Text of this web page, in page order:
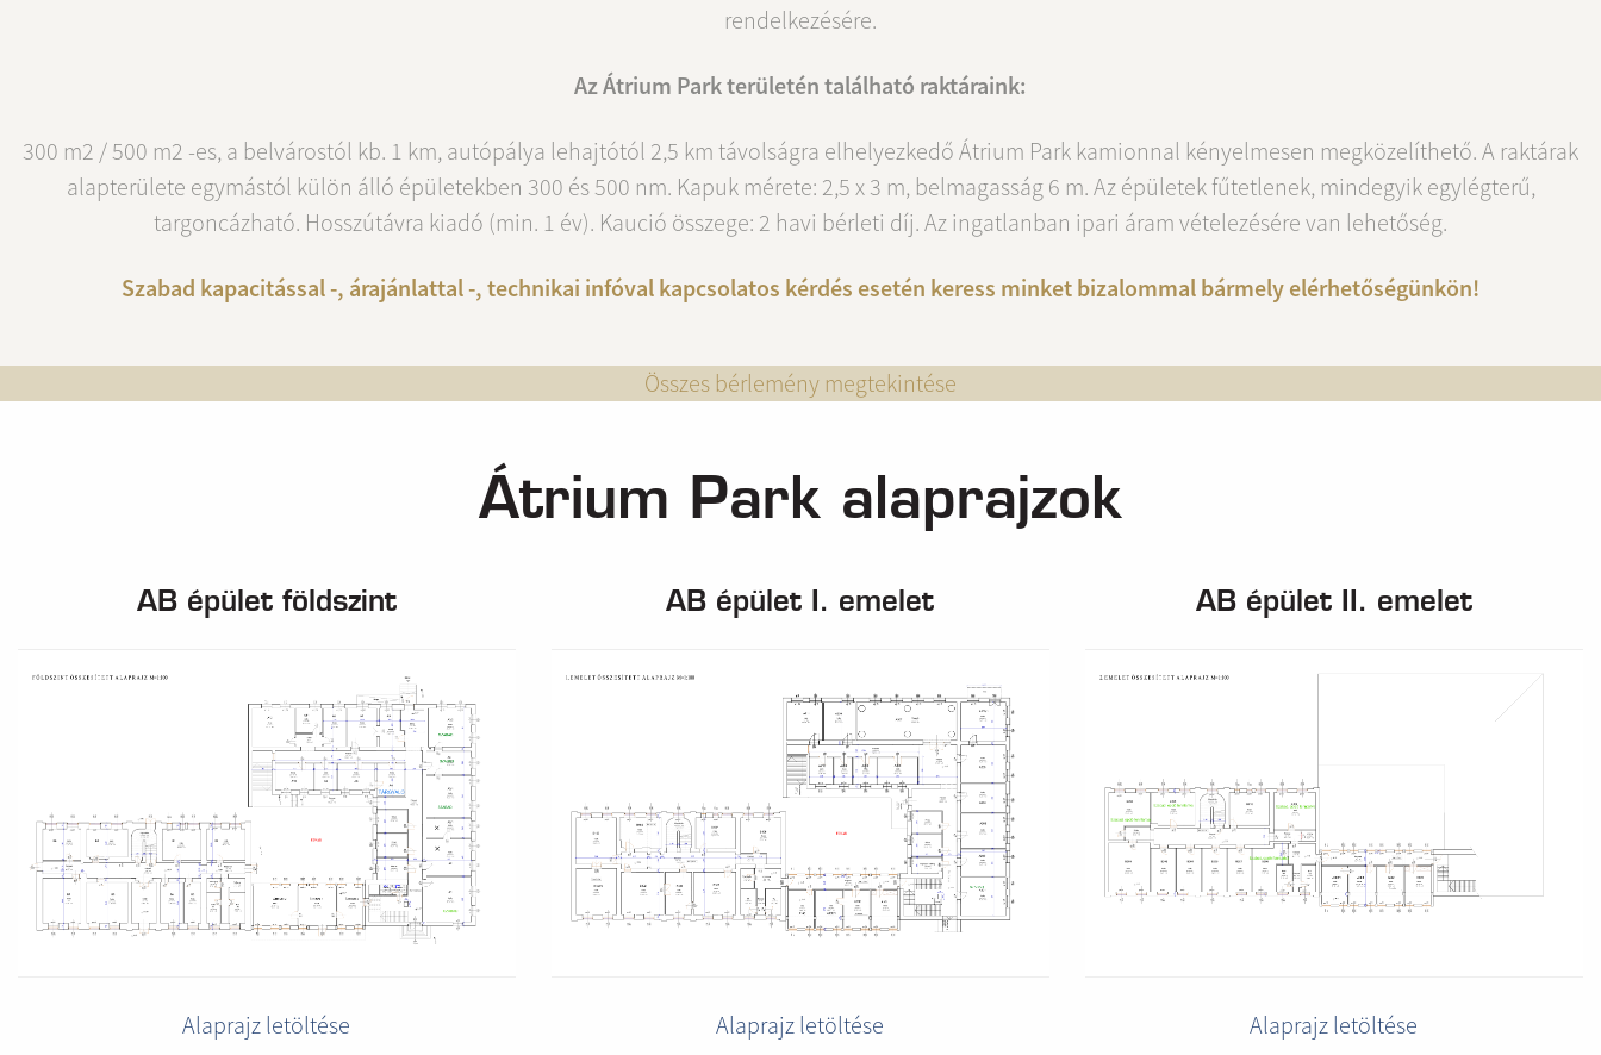
rendelkezésére.
Az Átrium Park területén található raktáraink:
300 m2 / 500 m2 -es, a belvárostól kb. 1 km, autópálya lehajtótól 2,5 km távolságra elhelyezkedő Átrium Park kamionnal kényelmesen megközelíthető. A raktárak
alapterülete egymástól külön álló épületekben 300 és 500 nm. Kapuk mérete: 2,5 x 3 m, belmagasság 6 m. Az épületek fűtetlenek, mindegyik egylégterű,
targoncázható. Hosszútávra kiadó (min. 1 év). Kaució összege: 2 havi bérleti díj. Az ingatlanban ipari áram vételezésére van lehetőség.
Szabad kapacitással -, árajánlattal -, technikai infóval kapcsolatos kérdés esetén keress minket bizalommal bármely elérhetőségünkön!
Összes bérlemény megtekintése
Átrium Park alaprajzok
AB épület földszint
Alaprajz letöltése
AB épület I. emelet
Alaprajz letöltése
AB épület II. emelet
Alaprajz letöltése